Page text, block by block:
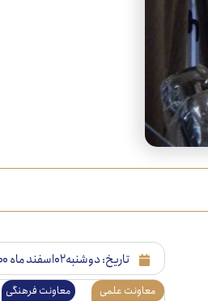
تاریخ:دوشنبه ۰۲اسفند ماه ۱۴۰۰
معاونت علمی معاونت فرهنگی